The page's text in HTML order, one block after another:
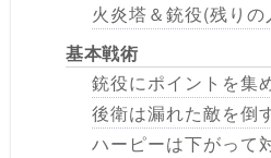
火炎塔＆銃役(残りの
基本戦術
銃役にポイントを集
後衛は漏れた敵を倒
ハーピーは下がって